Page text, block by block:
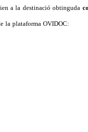
a la destinació obtinguda
la plataforma OVIDOC: